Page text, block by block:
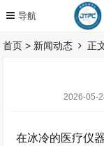
首页 > 新闻动态 正
2026-05-
在冰冷的医疗仪